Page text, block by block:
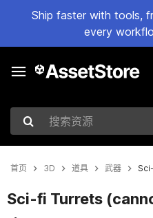
Ship faster with tools,
every
搜索资源
首页 3D 道具 武器
Sci-fi Turrets